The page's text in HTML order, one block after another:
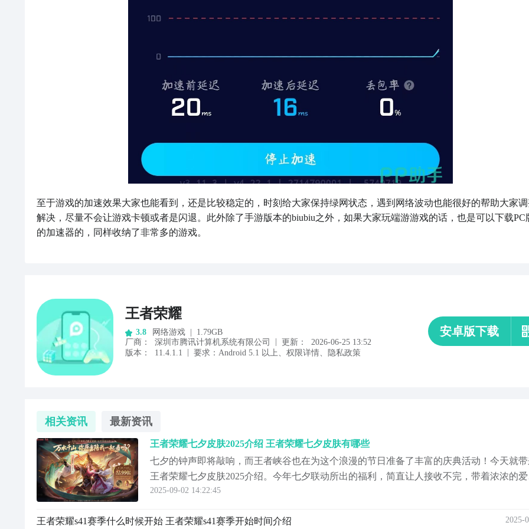
至于游戏的加速效果大家也能看到，还是比较稳定的，时刻给大家保持绿网状态，遇到网络波动也能很好的帮助大家
解决，尽量不会让游戏卡顿或者是闪退。此外除了手游版本的biubiu之外，如果大家玩端游游戏的话，也是可以下载PC
的加速器的，同样收纳了非常多的游戏。
王者荣耀
3.8 网络游戏
1.79GB
厂商 ： 深圳市腾讯计算机系统有限公司 更新：
2026-06-25 13:52
版本：
11.4.1.1 要求： Android 5.1 以上、 权限详情、 隐私政策
安卓版下载
相关资讯 最新资讯
王者荣耀七夕皮肤2025介绍 王者荣耀七夕皮肤有哪些
七夕的钟声即将敲响，而王者峡谷也在为这个浪漫的节日准备了丰富的庆典活动！今天就
王者荣耀七夕皮肤2025介绍。今年七夕联动所出的福利，简直让人接收不完，带着浓浓的爱
意，既有心动的皮肤福利，又有轻松的游戏体验。这里有干将莫邪与狐妖小红娘的浪漫牵
2025-09-02 14:22:45
王者荣耀s41赛季什么时候开始 王者荣耀s41赛季开始时间介绍 2025-